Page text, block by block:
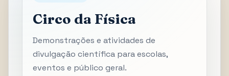
Circo da Física
Demonstrações e atividades de
divulgação científica para escolas,
eventos e público geral.